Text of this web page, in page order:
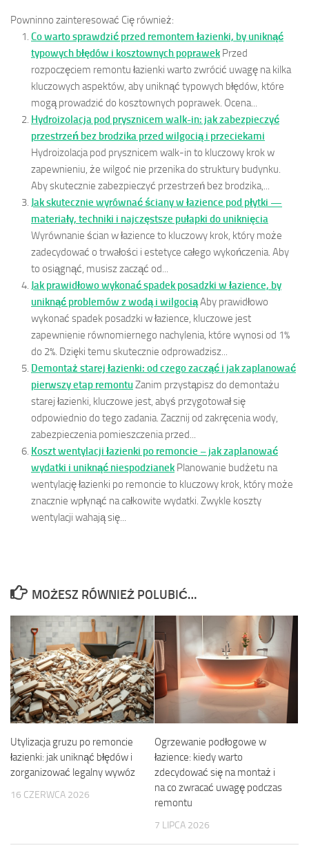
Powninno zainteresować Cię również:
Co warto sprawdzić przed remontem łazienki, by uniknąć
typowych błędów i kosztownych poprawek Przed
rozpoczęciem remontu łazienki warto zwrócić uwagę na kilka
kluczowych aspektów, aby uniknąć typowych błędów, które
mogą prowadzić do kosztownych poprawek. Ocena...
Hydroizolacja pod prysznicem walk-in: jak zabezpieczyć
przestrzeń bez brodzika przed wilgocią i przeciekami
Hydroizolacja pod prysznicem walk-in to kluczowy krok w
zapewnieniu, że wilgoć nie przenika do struktury budynku.
Aby skutecznie zabezpieczyć przestrzeń bez brodzika,...
Jak skutecznie wyrównać ściany w łazience pod płytki —
materiały, techniki i najczęstsze pułapki do uniknięcia
Wyrównanie ścian w łazience to kluczowy krok, który może
zadecydować o trwałości i estetyce całego wykończenia. Aby
to osiągnąć, musisz zacząć od...
Jak prawidłowo wykonać spadek posadzki w łazience, by
uniknąć problemów z wodą i wilgociąAby prawidłowo
wykonać spadek posadzki w łazience, kluczowe jest
zapewnienie równomiernego nachylenia, które wynosi od 1%
do 2%. Dzięki temu skutecznie odprowadzisz...
Demontaż starej łazienki: od czego zacząć i jak zaplanować
pierwszy etap remontuZanim przystąpisz do demontażu
starej łazienki, kluczowe jest, abyś przygotował się
odpowiednio do tego zadania. Zacznij od zakręcenia wody,
zabezpieczenia pomieszczenia przed...
Koszt wentylacji łazienki po remoncie – jak zaplanować
wydatki i uniknąć niespodzianek Planowanie budżetu na
wentylację łazienki po remoncie to kluczowy krok, który może
znacznie wpłynąć na całkowite wydatki. Zwykle koszty
wentylacji wahają się...
MOŻESZ RÓWNIEŻ POLUBIĆ…
Utylizacja gruzu po remoncie
łazienki: jak uniknąć błędów i
zorganizować legalny wywóz
16 CZERWCA 2026
Ogrzewanie podłogowe w
łazience: kiedy warto
zdecydować się na montaż i
na co zwracać uwagę podczas
remontu
7 LIPCA 2026